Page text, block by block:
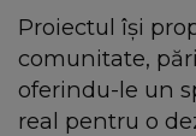
Proiectul își
comunitate,
oferindu-le un
real pentru o